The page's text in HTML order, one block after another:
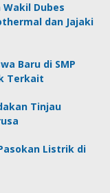
Dubes
dan Jajaki
Baru di SMP
Terkait
Tinjau
Listrik di